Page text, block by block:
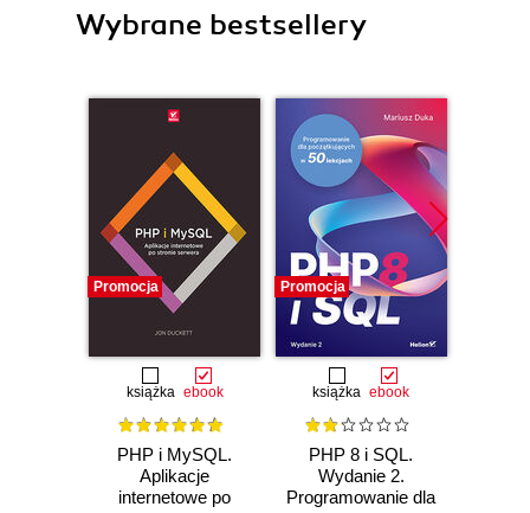
Wybrane bestsellery
Promocja
książka ebook
PHP i MySQL.
Aplikacje
internetowe po
Promocja
książka ebook
PHP 8 i SQL.
Wydanie 2.
Programowanie dla